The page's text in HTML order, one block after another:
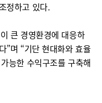
정하고 있다.
큰 경영환경에 대응하
”며 “기단 현대화와 효율
능한 수익구조를 구축해